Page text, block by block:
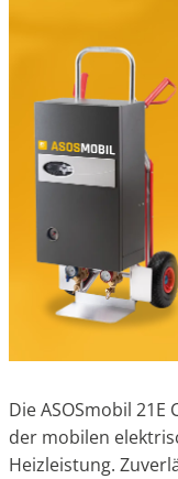
Die ASOSmobil
der mobilen
Heizleistung.